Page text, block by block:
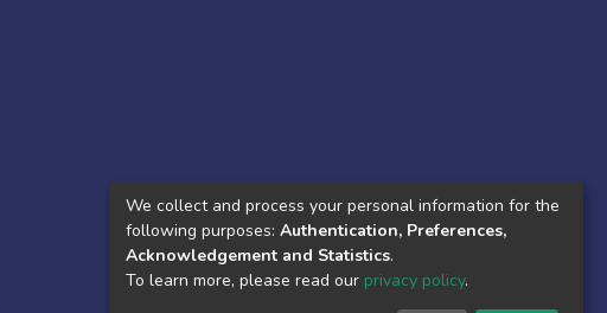
We collect and process your personal information for the
following purposes: Authentication, Preferences,
Acknowledgement and Statistics.
To learn more, please read our privacy policy.